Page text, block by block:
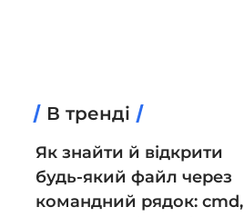
В тренді
Як знайти й відкрити
будь-який файл через
командний рядок: cmd,